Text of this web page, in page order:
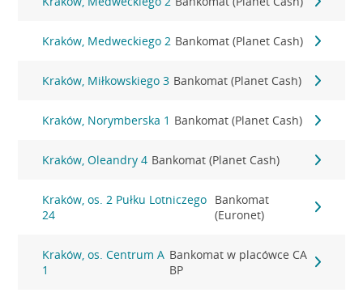
Kraków, Medweckiego 2 Bankomat (Planet Cash)
Kraków, Miłkowskiego 3 Bankomat (Planet Cash)
Kraków, Norymberska 1 Bankomat (Planet Cash)
Kraków, Oleandry 4 Bankomat (Planet Cash)
Kraków, os. 2 Pułku Lotniczego
24
Bankomat
(Euronet)
Kraków, os. Centrum A
1
Bankomat w placówce CA
BP